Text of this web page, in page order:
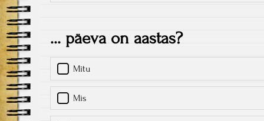
... päeva on aastas?
Mitu
Mis